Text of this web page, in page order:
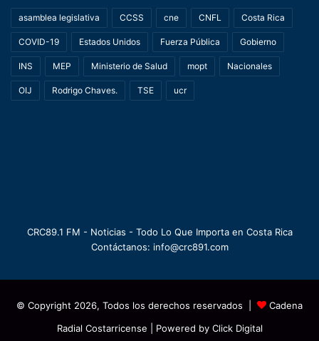
asamblea legislativa CCSS cne CNFL Costa Rica
COVID-19 Estados Unidos Fuerza Pública Gobierno
INS MEP Ministerio de Salud mopt Nacionales
OIJ Rodrigo Chaves. TSE ucr
CRC89.1 FM - Noticias - Todo Lo Que Importa en Costa Rica
Contáctanos: info@crc891.com
© Copyright 2026, Todos los derechos reservados |
Cadena
Radial Costarricense | Powered by Click Digital